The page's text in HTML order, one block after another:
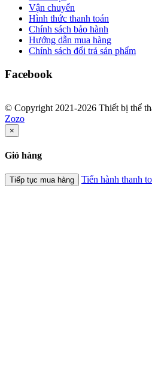
Vận chuyển
Hình thức thanh toán
Chính sách bảo hành
Hướng dẫn mua hàng
Chính sách đổi trả sản phẩm
Facebook
© Copyright 2021-2026 Thiết bị thể
Zozo
×
Giỏ hàng
Tiếp tục mua hàng Tiến hành thanh